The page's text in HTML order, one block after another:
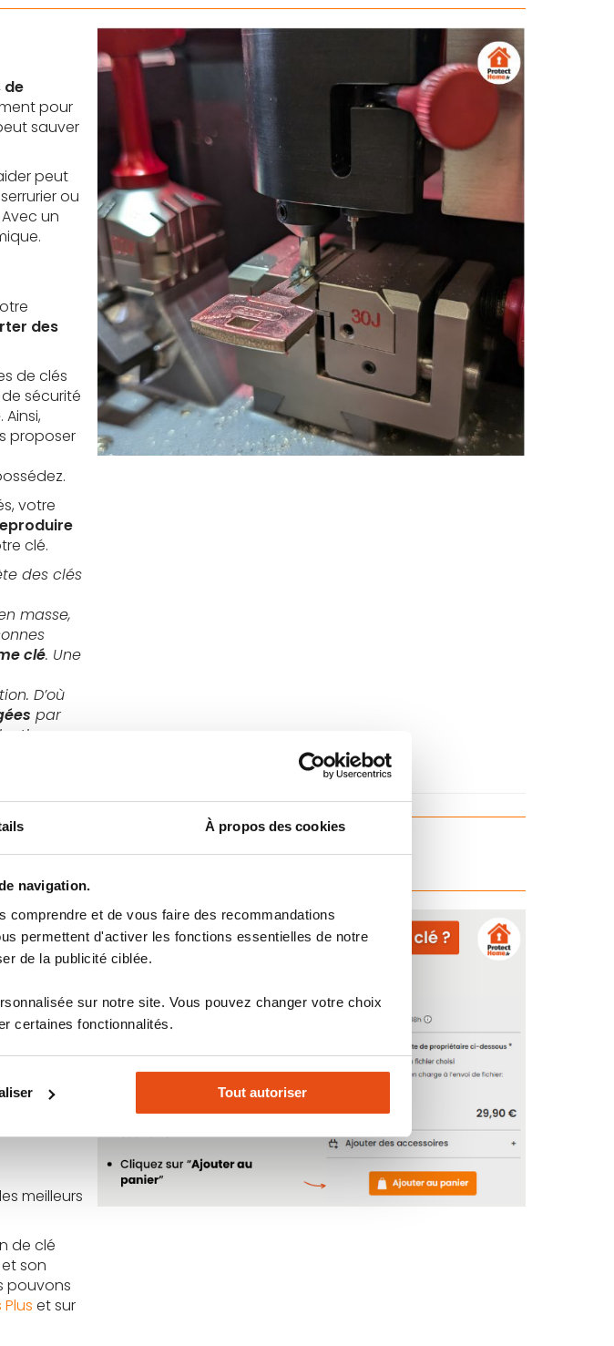
À propos des cookies
navigation.
et de vous faire des recommandations
permettent d'activer les fonctions essentielles de notre
de la publicité ciblée.
sur notre site. Vous pouvez changer votre choix
certaines fonctionnalités.
Tout autoriser
de
pour
sauver
peut
ou
Avec un
des
de clés
sécurité
. Ainsi,
proposer
votre
clé.
des clés
masse,
clé. Une
D’où
par
reproduction de clef en ligne sur
le but
cela,
Il
vous
donc la
au
meilleurs
de clé
son
pouvons
et sur